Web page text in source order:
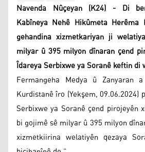
Navenda Nûçeyan (K24) - Di
Kabîneya Nehê Hikûmeta
gehandina xizmetkariyan ji
milyar û 395 milyon dînaran çend
Îdareya Serbixwe ya Soranê keftin di
Fermangeha Medya û Zanyaran
Kurdistanê îro (Yekşem, 09.06.2024)
Serbixwe ya Soranê çend pirojeyên
bi gojimê sê milyar û 395 milyon
xizmetkiirina welatiyên qezaya